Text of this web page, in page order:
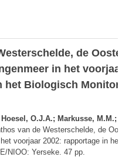
de
in het
het Biologisch
O.J.A.; Markusse, M.M.;
van de Westerschelde, de
voorjaar 2002: rapportage in
NIOO: Yerseke. 47 pp.